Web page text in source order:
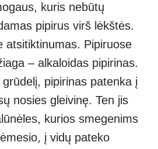
kuris nebūtų
pipirus virš lėkštės.
atsitiktinumas. Pipiruose
– alkaloidas pipirinas.
pipirinas patenka į
nosies gleivinę. Ten jis
kurios smegenims
į vidų pateko